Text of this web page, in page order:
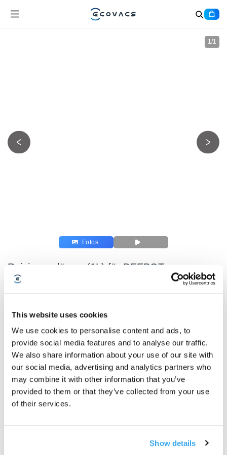
This website uses cookies
We use cookies to personalise content and ads, to
provide social media features and to analyse our traffic.
We also share information about your use of our site with
our social media, advertising and analytics partners who
may combine it with other information that you’ve
provided to them or that they’ve collected from your use
of their services.
Show details
1/1
Fotos
Reinigungslösung(1L) für DEEBOT
Für alle Serien von DEEBOT
Nur kompatibel mitX11 OmniCyclone/X11 PRO OMNI/T80S/
OMNI/X5 PRO OMNI/T30S/T30S PRO/T30S COMBO/T30 OMNI/N20/N20
PLUS/N20 PRO PLUS/N30 PRO OMNI/X2 COMBO/X1 PLUS/T20
OMNI/T20e OMNI/X1 OMNI/X2 OMNI/T9+/N8/N8 PRO/T10 TURBOSerie
Mild und schaumarm, keine Beschädigung des Bodens
Professionelle Reinigung, effiziente Dekontaminierung
Wild Bluebell Duft, natürlich und frisch
ml).